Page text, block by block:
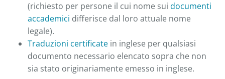
(richiesto per persone il cui nome sui documenti
accademici differisce dal loro attuale nome
legale).
Traduzioni certificate in inglese per qualsiasi
documento necessario elencato sopra che non
sia stato originariamente emesso in inglese.